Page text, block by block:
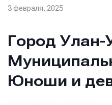
3 февраля, 2025
Город Улан-
Юноши и